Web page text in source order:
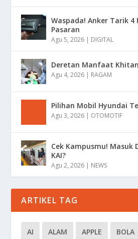
Waspada! Anker Tarik 4
Pasaran
Agu 5, 2026 | DIGITAL
Deretan Manfaat
Agu 4, 2026 | RAGAM
Pilihan Mobil Hyundai
Agu 3, 2026 | OTOMOTIF
Cek Kampusmu!
KAI?
Agu 2, 2026 | NEWS
ARTIKEL TAG
AI ALAM APPLE BOLA